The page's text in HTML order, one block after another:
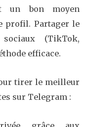
un bon moyen
profil. Partager le
(TikTok,
efficace.
tirer le meilleur
sur Telegram :